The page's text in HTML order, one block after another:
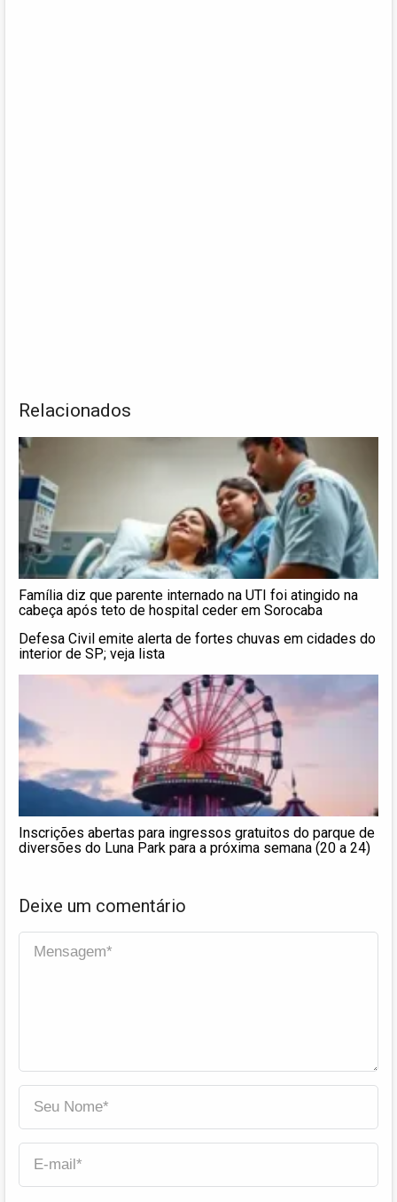
Relacionados
Família diz que parente internado na UTI foi atingido na
cabeça após teto de hospital ceder em Sorocaba
Defesa Civil emite alerta de fortes chuvas em cidades do
interior de SP; veja lista
Inscrições abertas para ingressos gratuitos do parque de
diversões do Luna Park para a próxima semana (20 a 24)
Deixe um comentário